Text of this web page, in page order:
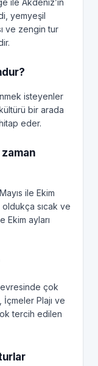
ile Akdeniz’in
yemyeşil
ve zengin tur
isteyenler
bir arada
eder.
ile Ekim
oldukça sıcak ve
Ekim ayları
çok
İçmeler Plajı ve
tercih edilen